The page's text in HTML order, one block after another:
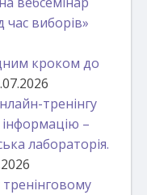
час виборів»
кроком до
тренінгу
інформацію –
лабораторія.